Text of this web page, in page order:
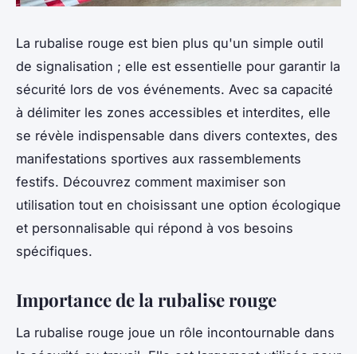
La rubalise rouge est bien plus qu'un simple outil
de signalisation ; elle est essentielle pour garantir la
sécurité lors de vos événements. Avec sa capacité
à délimiter les zones accessibles et interdites, elle
se révèle indispensable dans divers contextes, des
manifestations sportives aux rassemblements
festifs. Découvrez comment maximiser son
utilisation tout en choisissant une option écologique
et personnalisable qui répond à vos besoins
spécifiques.
Importance de la rubalise rouge
La rubalise rouge joue un rôle incontournable dans